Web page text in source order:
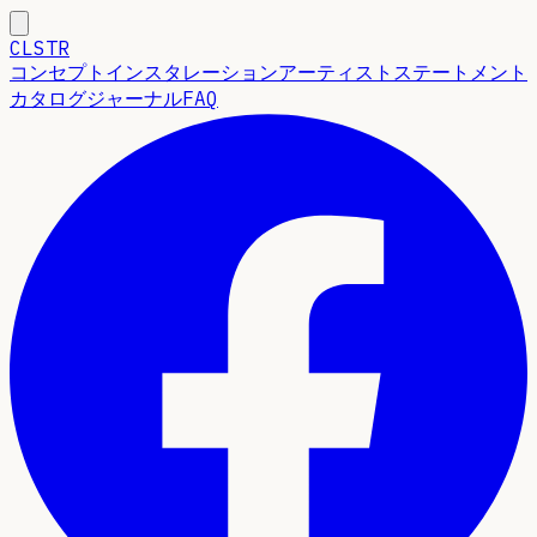
CLSTR
コンセプト インスタレーションアーティストステートメント
カタログジャーナルFAQ